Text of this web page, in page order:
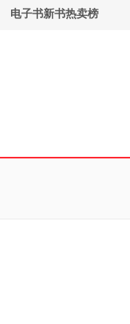
电子书新书热卖榜